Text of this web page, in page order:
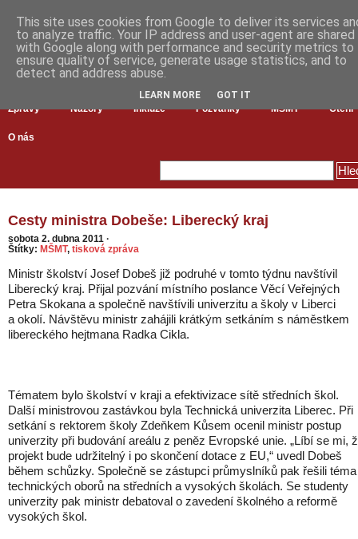
Zprávy Názory Inkluze Pozvánky MŠMT Čtení
O nás
Cesty ministra Dobeše: Liberecký kraj
sobota 2. dubna 2011 ·
Štítky: MŠMT, tisková zpráva
Ministr školství Josef Dobeš již podruhé v tomto týdnu navštívil
Liberecký kraj. Přijal pozvání místního poslance Věcí Veřejných
Petra Skokana a společně navštívili univerzitu a školy v Liberci
a okolí. Návštěvu ministr zahájili krátkým setkáním s náměstkem
libereckého hejtmana Radka Cikla.
Tématem bylo školství v kraji a efektivizace sítě středních škol.
Další ministrovou zastávkou byla Technická univerzita Liberec. Při
setkání s rektorem školy Zdeňkem Kůsem ocenil ministr postup
univerzity při budování areálu z peněz Evropské unie. „Líbí se mi,
projekt bude udržitelný i po skončení dotace z EU,“ uvedl Dobeš
během schůzky. Společně se zástupci průmyslníků pak řešili téma
technických oborů na středních a vysokých školách. Se studenty
univerzity pak ministr debatoval o zavedení školného a reformě
vysokých škol.
This site uses cookies from Google to deliver its services
to analyze traffic. Your IP address and user-agent are shared
with Google along with performance and security metrics to
ensure quality of service, generate usage statistics, and to
detect and address abuse.
LEARN MORE GOT IT